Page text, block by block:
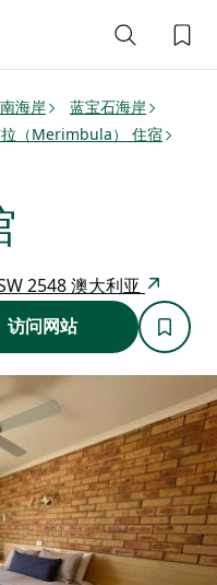
南海岸
蓝宝石海岸
（Merimbula） 住宿
2548 澳大利亚
访问网站